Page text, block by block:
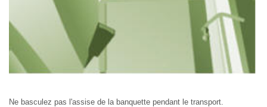
Ne basculez pas l'assise de la banquette pendant le transport.